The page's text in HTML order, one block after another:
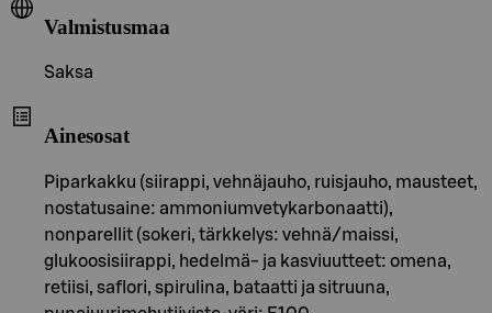
Valmistusmaa
Saksa
Ainesosat
Piparkakku (siirappi, vehnäjauho, ruisjauho, mausteet,
nostatusaine: ammoniumvetykarbonaatti),
nonparellit (sokeri, tärkkelys: vehnä/maissi,
glukoosisiirappi, hedelmä- ja kasviuutteet: omena,
retiisi, saflori, spirulina, bataatti ja sitruuna,